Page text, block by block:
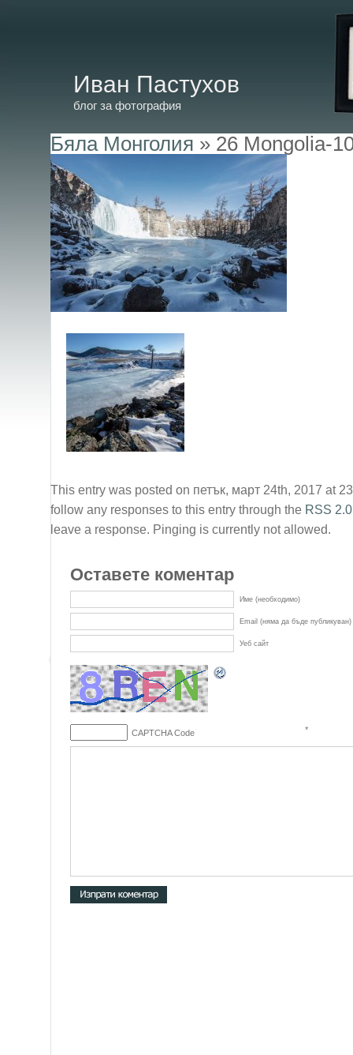
Иван Пастухов
блог за фотография
Бяла Монголия » 26 Mongolia-
This entry was posted on петък, март 24th, 2017 at
follow any responses to this entry through the RSS 2.0
leave a response. Pinging is currently not allowed.
Оставете коментар
Име (необходимо)
Email (няма да бъде
Уеб сайт
CAPTCHA Code *